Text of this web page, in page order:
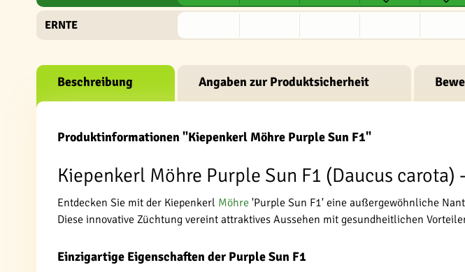
ERNTE
Beschreibung Angaben zur Produktsicherheit
Produktinformationen "Kiepenkerl Möhre Purple Sun F1"
Kiepenkerl Möhre Purple Sun F1 (Daucus
Entdecken Sie mit der Kiepenkerl Möhre 'Purple Sun F1' eine außergewöhnliche
Diese innovative Züchtung vereint attraktives Aussehen mit gesundheitlichen
Einzigartige Eigenschaften der Purple Sun F1